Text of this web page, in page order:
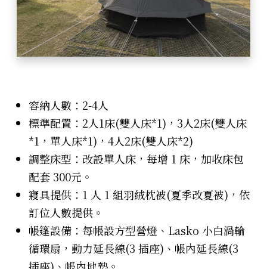
容納人數：2-4人
標準配置：2人1床(雙人床*1)，3人2床(雙人床
*1，單人床*1)，4人2床(雙人床*2)
調整床型：改設單人床，每增 1 床，加收床包
配套 300元。
寢具提供：1 人 1 組羽絨枕被(夏季改夏被)，依
訂位人數提供。
帳篷設備：每帳設方型營燈、Lasko 小白渦輪
循環扇，動力延長線(3 插座)、帳內延長線(3